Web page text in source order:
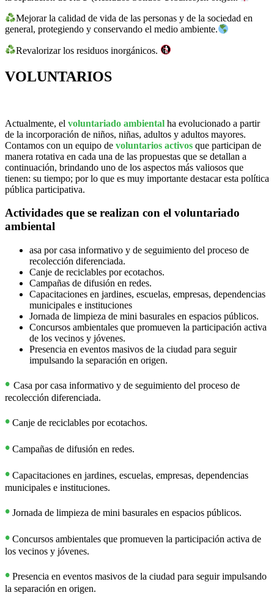
Mejorar la calidad de vida de las personas y de la sociedad en
general, protegiendo y conservando el medio ambiente.
Revalorizar los residuos inorgánicos.
VOLUNTARIOS
Actualmente, el voluntariado ambiental ha evolucionado a partir
de la incorporación de niños, niñas, adultos y adultos mayores.
Contamos con un equipo de voluntarios activos que participan de
manera rotativa en cada una de las propuestas que se detallan a
continuación, brindando uno de los aspectos más valiosos que
tienen: su tiempo; por lo que es muy importante destacar esta política
pública participativa.
Actividades que se realizan con el voluntariado
ambiental
asa por casa informativo y de seguimiento del proceso de
recolección diferenciada.
Canje de reciclables por ecotachos.
Campañas de difusión en redes.
Capacitaciones en jardines, escuelas, empresas, dependencias
municipales e instituciones
Jornada de limpieza de mini basurales en espacios públicos.
Concursos ambientales que promueven la participación activa
de los vecinos y jóvenes.
Presencia en eventos masivos de la ciudad para seguir
impulsando la separación en origen.
• Casa por casa informativo y de seguimiento del proceso de
recolección diferenciada.
• Canje de reciclables por ecotachos.
• Campañas de difusión en redes.
• Capacitaciones en jardines, escuelas, empresas, dependencias
municipales e instituciones.
• Jornada de limpieza de mini basurales en espacios públicos.
• Concursos ambientales que promueven la participación activa de
los vecinos y jóvenes.
• Presencia en eventos masivos de la ciudad para seguir impulsando
la separación en origen.